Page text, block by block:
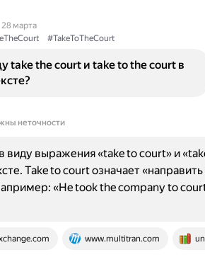
28 марта
#TakeToTheCourt
take the court и take to the court в
неточности
www.multitran.com
выражения «take to court» и
Take to court означает «направить
«He took the company to